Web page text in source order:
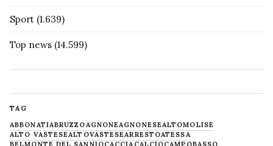
Sport (1.639)
Top news (14.599)
TAG
ABBONATIABRUZZOAGNONEAGNONESEALTOMOLISE
ALTO VASTESEALTOVASTESEARRESTOATESSA
BELMONTE DEL SANNIOCACCIA CALCIOCAMPOBASSO